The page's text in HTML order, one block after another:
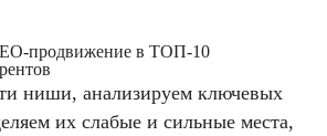
продвижение в ТОП-10
ниши, анализируем ключевых
их слабые и сильные места,